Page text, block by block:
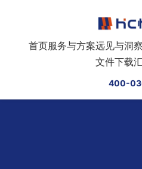
首页服务与方案远见与洞察
文件下载
400-